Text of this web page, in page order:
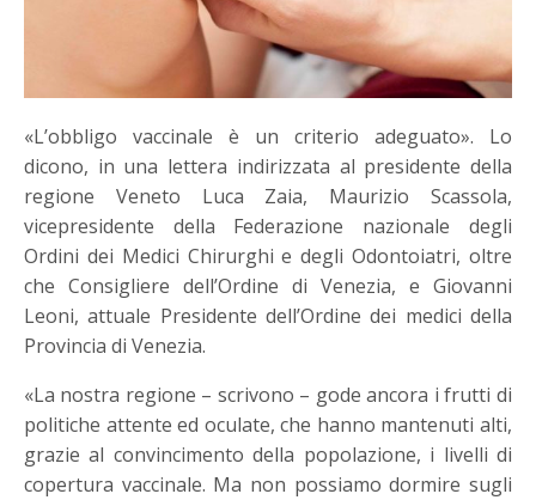
«L’obbligo vaccinale è un criterio adeguato». Lo
dicono, in una lettera indirizzata al presidente della
regione Veneto Luca Zaia, Maurizio Scassola,
vicepresidente della Federazione nazionale degli
Ordini dei Medici Chirurghi e degli Odontoiatri, oltre
che Consigliere dell’Ordine di Venezia, e Giovanni
Leoni, attuale Presidente dell’Ordine dei medici della
Provincia di Venezia.
«La nostra regione – scrivono – gode ancora i frutti di
politiche attente ed oculate, che hanno mantenuti alti,
grazie al convincimento della popolazione, i livelli di
copertura vaccinale. Ma non possiamo dormire sugli